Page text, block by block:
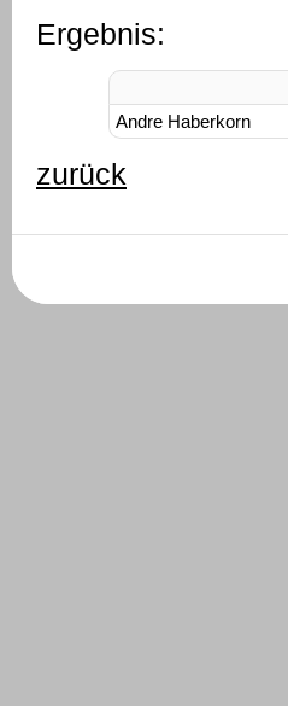
Ergebnis:
Andre Haberkorn
zurück